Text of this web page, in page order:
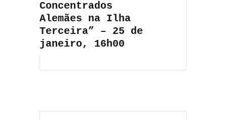
Concentrados
Alemães na Ilha
Terceira” – 25 de
janeiro, 16h00